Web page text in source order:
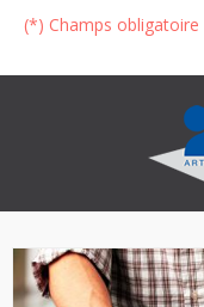
(*) Champs obligatoire